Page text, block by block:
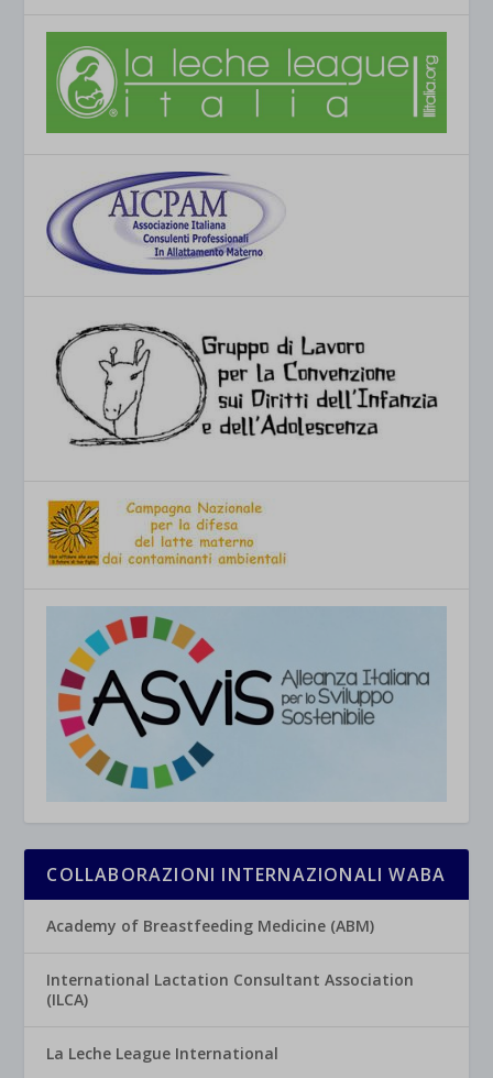
COLLABORAZIONI INTERNAZIONALI WABA
Academy of Breastfeeding Medicine (ABM)
International Lactation Consultant Association
(ILCA)
La Leche League International